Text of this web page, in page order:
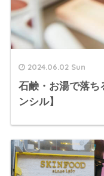
2024.06.02 Sun
石鹸・お湯で落ち
ンシル】